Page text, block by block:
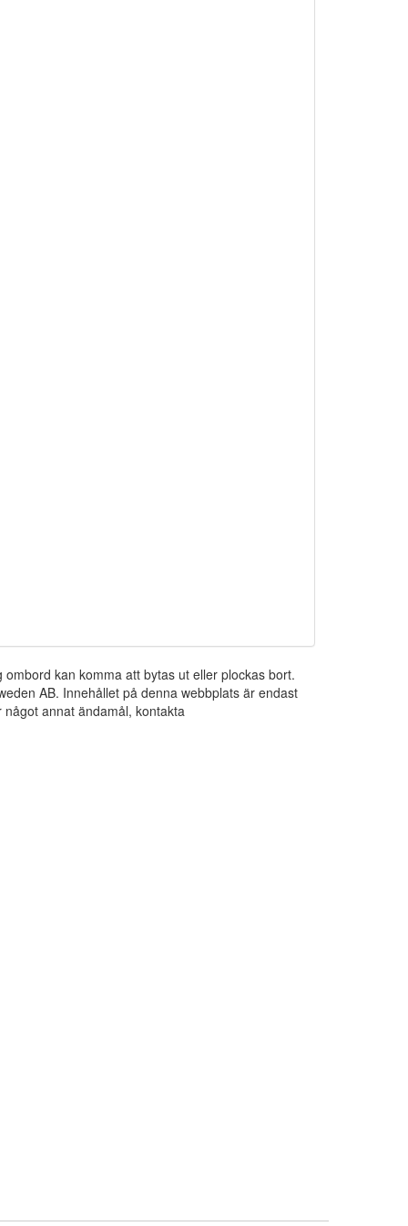
kan komma att bytas ut eller plockas bort.
AB. Innehållet på denna webbplats är endast
annat ändamål, kontakta